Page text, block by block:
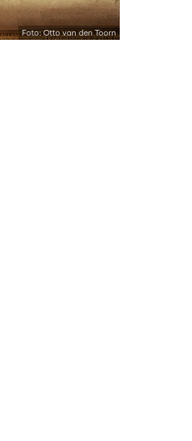
Foto: Otto van den Toorn